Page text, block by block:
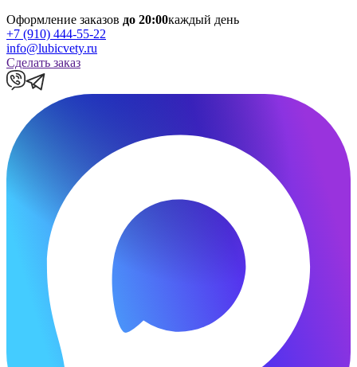
Оформление заказов до 20:00каждый день
+7 (910) 444-55-22
info@lubicvety.ru
Сделать заказ